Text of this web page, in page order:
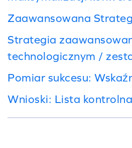
Zaawansowana
Strategia
technologicznym /
Pomiar sukcesu:
Wnioski: Lista